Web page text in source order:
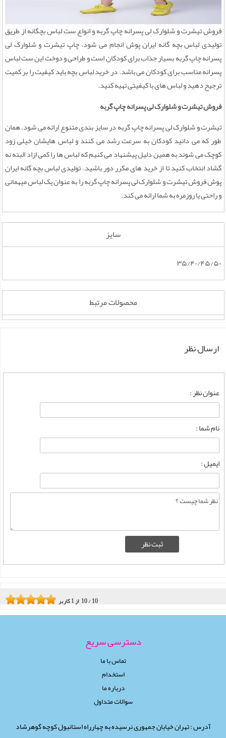
فروش تیشرت و شلوارک لی پسرانه چاپ گربه و انواع ست لباس بچگانه از طریق
تولیدی لباس بچه گانه ایران پوش انجام می شود. چاپ تیشرت و شلوارک لی
پسرانه چاپ گربه بسیار جذاب برای کودکان است و طراحی و دوخت این ست لباس
پسرانه مناسب برای کودکان می باشد. در خرید لباس بچه باید کیفیت را بر کمیت
ترجیح دهید و لباس های با کیفیتی تهیه کنید.
فروش تیشرت و شلوارک لی پسرانه چاپ گربه
تیشرت و شلوارک لی پسرانه چاپ گربه در سایز بندی متنوع ارائه می شود. همان
طور که می دانید کودکان به سرعت رشد می کنند و لباس هایشان خیلی زود
کوچک می شوند به همین دلیل پیشنهاد می کنیم که لباس ها را کمی ازاد البته نه
گشاد انتخاب کنید تا از خرید های مکرر دور باشید. تولیدی لباس بچه گانه ایران
پوش فروش تیشرت و شلوارک لی پسرانه چاپ گربه را به عنوان یک لباس میهمانی
و راحتی یا روزمره به شما ارائه می کند.
سایز
۳۵/۴۰/۴۵/۵۰
محصولات مرتبط
ارسال نظر
عنوان نظر :
نام شما :
ایمیل :
10/10 از1کاربر
دسترسی سریع
تماس با ما
استخدام
درباره ما
سوالات متداول
آدرس : تهران خیابان جمهوری نرسیده به چهارراه استانبول کوچه گوهرشاد